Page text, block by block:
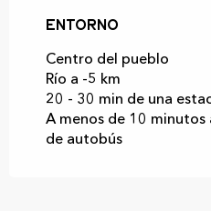
Entorno
Entorno
Centro del pueblo
Río a -5 km
20 - 30 min de una
A menos de 10 minutos
de autobús